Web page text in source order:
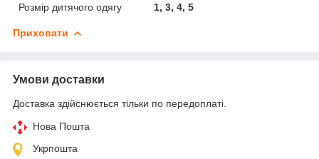
Розмір дитячого одягу
1, 3, 4, 5
Приховати
Умови доставки
Доставка здійснюється тільки по передоплаті.
Нова Пошта
Укрпошта